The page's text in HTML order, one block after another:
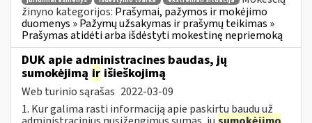
žinyno kategorijos: Prašymai, pažymos ir mokėjimo
duomenys » Pažymų užsakymas ir prašymų teikimas »
Prašymas atidėti arba išdėstyti mokestinę nepriemoką
DUK apie administracines baudas, jų
sumokėjimą ir išieškojimą
Web turinio sąrašas 2022-03-09
1. Kur galima rasti informaciją apie paskirtų baudų už